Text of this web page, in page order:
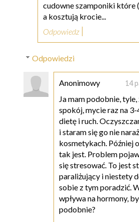
cudowne szamponiki które
a kosztują krocie...
Odpowiedz
Odpowiedzi
Anonimowy 14
Ja mam podobnie, tyle,
spokój, mycie raz na
dietę i ruch.
i staram się go nie
kosmetykach. Później
tak jest. Problem
się stresować. To jest
paraliżujący i niestety
sobie z tym poradzić.
wpływa na hormony,
podobnie?